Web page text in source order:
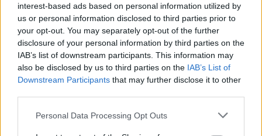
interest-based ads based on personal information utilized by
us or personal information disclosed to third parties prior to
your opt-out. You may separately opt-out of the further
disclosure of your personal information by third parties on the
IAB’s list of downstream participants. This information may
also be disclosed by us to third parties on the IAB’s List of
Downstream Participants that may further disclose it to other
Please note that this website/app uses one or more Google
Personal Data Processing Opt Outs
Kecskeméten is szakirányú továbbképzésekkel erősít a
Gál Ferenc Egyetem
MAGYAR ÉPÍTŐK